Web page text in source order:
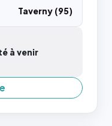
Taverny (95)
à venir